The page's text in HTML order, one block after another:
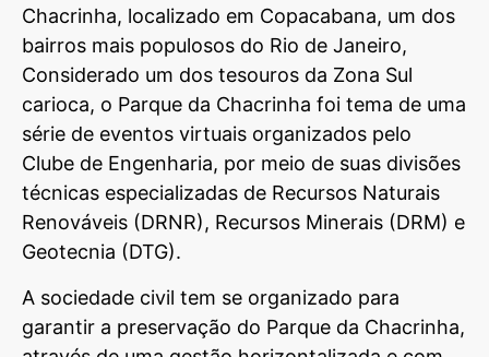
Chacrinha, localizado em Copacabana, um dos
bairros mais populosos do Rio de Janeiro,
Considerado um dos tesouros da Zona Sul
carioca, o Parque da Chacrinha foi tema de uma
série de eventos virtuais organizados pelo
Clube de Engenharia, por meio de suas divisões
técnicas especializadas de Recursos Naturais
Renováveis (DRNR), Recursos Minerais (DRM) e
Geotecnia (DTG).
A sociedade civil tem se organizado para
garantir a preservação do Parque da Chacrinha,